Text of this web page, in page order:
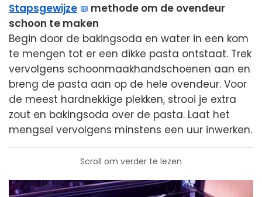
Stapsgewijze
methode om de ovendeur
schoon te maken
Begin door de bakingsoda en water in een kom
te mengen tot er een dikke pasta ontstaat. Trek
vervolgens schoonmaakhandschoenen aan en
breng de pasta aan op de hele ovendeur. Voor
de meest hardnekkige plekken, strooi je extra
zout en bakingsoda over de pasta. Laat het
mengsel vervolgens minstens een uur inwerken.
Scroll om verder te lezen